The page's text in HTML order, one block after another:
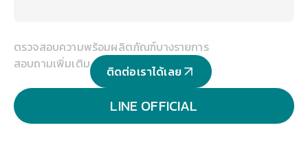
ตรวจสอบความพร้อมผลิตภัณฑ์บางรายการ
สอบถามเพิ่มเติม
ติดต่อเราได้เลย
LINE OFFICIAL